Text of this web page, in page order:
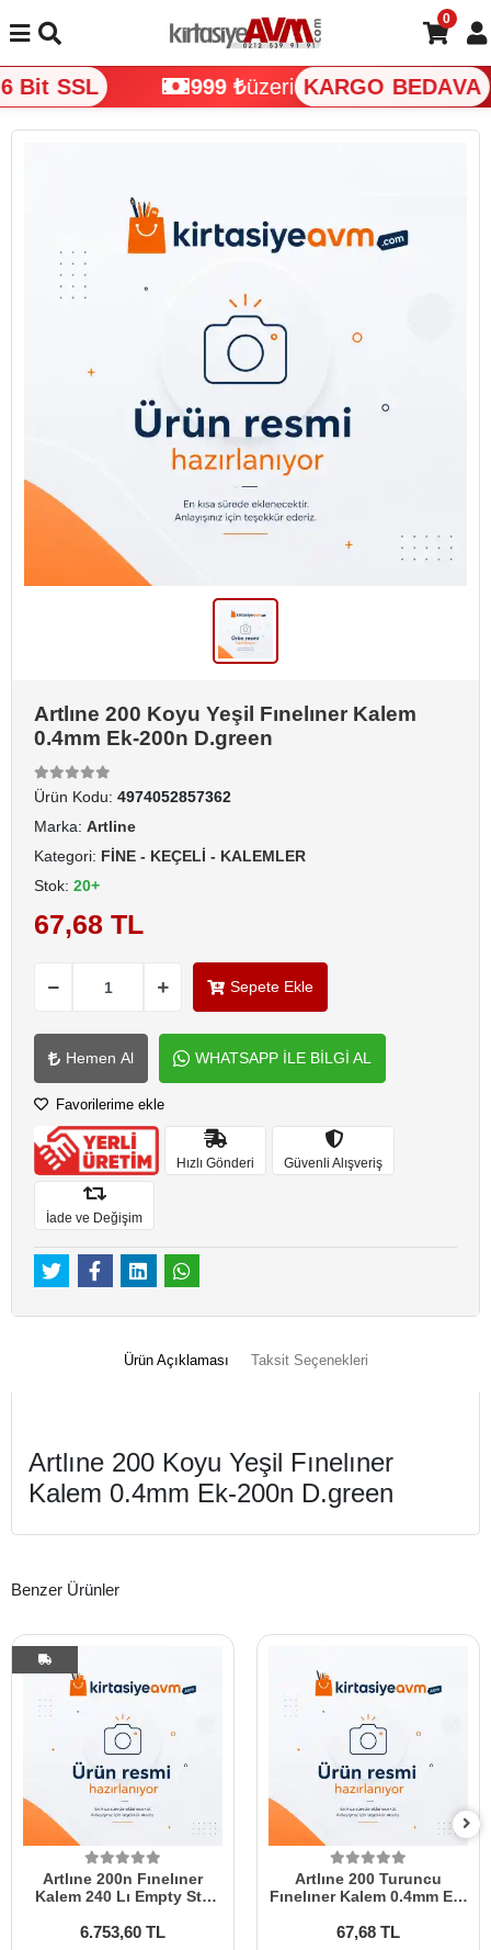
SSL 999 ₺ üzeri KARGO BEDAVA
0
Artlıne 200 Koyu Yeşil Fınelıner Kalem
0.4mm Ek-200n D.green
Ürün Kodu: 4974052857362
Marka: Artline
Kategori: FİNE - KEÇELİ - KALEMLER
Stok: 20+
67,68 TL
Sepete Ekle
Hemen Al WHATSAPP İLE BİLGİ AL
Favorilerime ekle
Hızlı Gönderi Güvenli Alışveriş
İade ve Değişim
Ürün Açıklaması Taksit Seçenekleri
Artlıne 200 Koyu Yeşil Fınelıner
Kalem 0.4mm Ek-200n D.green
Benzer Ürünler
Artlıne 200n Fınelıner
Kalem 240 Lı Empty Stn
6.753,60 TL
Artlıne 200 Turuncu
Fınelıner Kalem 0.4mm Ek-
67,68 TL